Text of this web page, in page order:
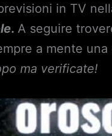
in TV
. A seguire
a mente
ma verificate!